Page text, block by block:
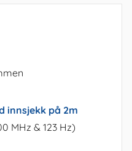
innsjekk på 2m
MHz & 123 Hz)